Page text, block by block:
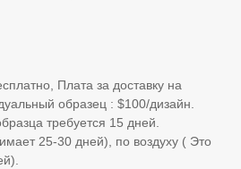
Плата за доставку на
образец : $100/дизайн.
требуется 15 дней.
25-30 дней), по воздуху ( Это